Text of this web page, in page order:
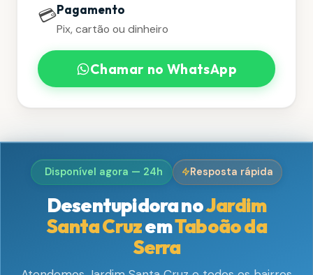
💳Pagamento
Pix, cartão ou dinheiro
Chamar no WhatsApp
Disponível agora — 24h Resposta rápida
Desentupidora noJardim
Santa CruzemTaboão da
Serra